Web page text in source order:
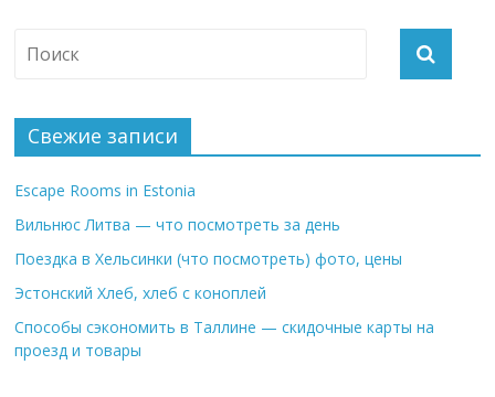
Свежие записи
Escape Rooms in Estonia
Вильнюс Литва — что посмотреть за день
Поездка в Хельсинки (что посмотреть) фото, цены
Эстонский Хлеб, хлеб с коноплей
Способы сэкономить в Таллине — скидочные карты на
проезд и товары